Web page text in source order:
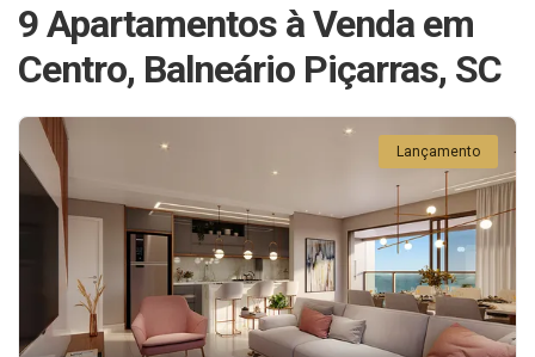
9 Apartamentos à Venda em
Centro, Balneário Piçarras, SC
Lançamento